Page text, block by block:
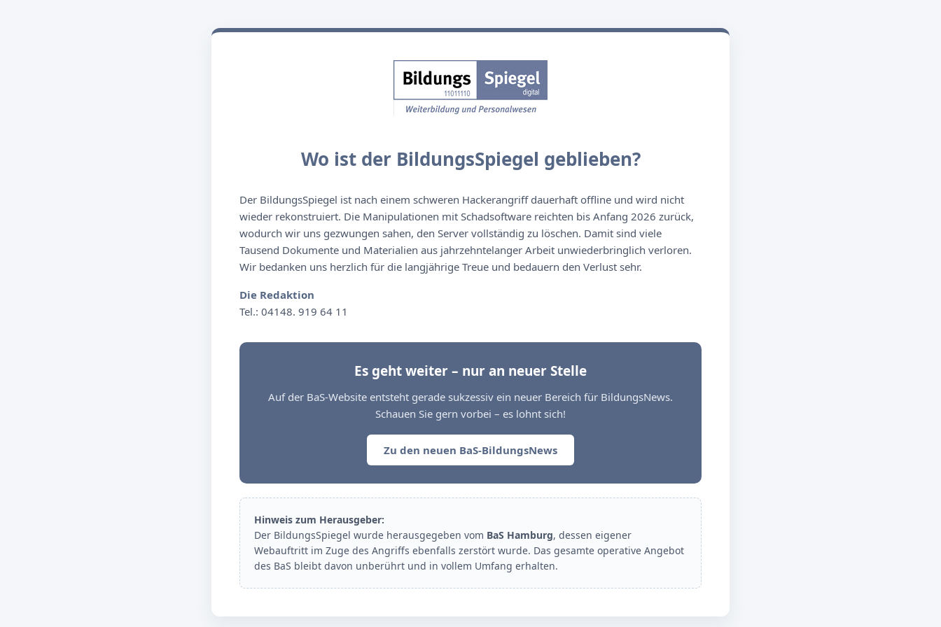
Wo ist der BildungsSpiegel geblieben?
Der BildungsSpiegel ist nach einem schweren Hackerangriff dauerhaft offline und wird nicht
wieder rekonstruiert. Die Manipulationen mit Schadsoftware reichten bis Anfang 2026 zurück,
wodurch wir uns gezwungen sahen, den Server vollständig zu löschen. Damit sind viele
Tausend Dokumente und Materialien aus jahrzehntelanger Arbeit unwiederbringlich verloren.
Wir bedanken uns herzlich für die langjährige Treue und bedauern den Verlust sehr.
Die Redaktion
Tel.: 04148. 919 64 11
Es geht weiter – nur an neuer Stelle
Auf der BaS-Website entsteht gerade sukzessiv ein neuer Bereich für BildungsNews.
Schauen Sie gern vorbei – es lohnt sich!
Zu den neuen BaS-BildungsNews
Hinweis zum Herausgeber:
Der BildungsSpiegel wurde herausgegeben vom BaS Hamburg, dessen eigener
Webauftritt im Zuge des Angriffs ebenfalls zerstört wurde. Das gesamte operative Angebot
des BaS bleibt davon unberührt und in vollem Umfang erhalten.